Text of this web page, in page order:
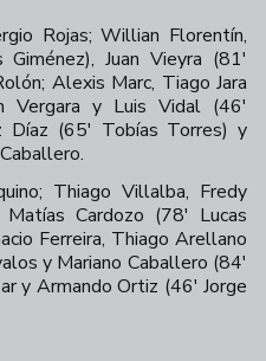
Rojas; Willian Florentín,
Juan Vieyra (81'
Alexis Marc, Tiago Jara
Vergara y Luis Vidal (46'
Díaz (65' Tobías Torres) y
Thiago Villalba, Fredy
Cardozo (78' Lucas
Ferreira, Thiago Arellano
y Mariano Caballero (84'
y Armando Ortiz (46' Jorge